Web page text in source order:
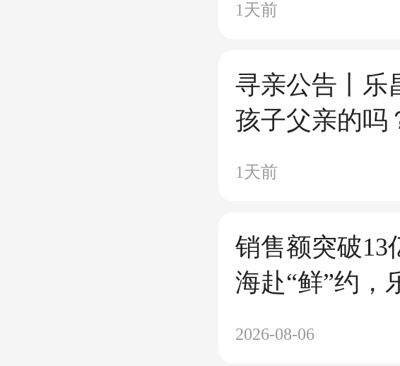
1天前
寻亲公告丨乐
孩子父亲的吗
1天前
销售额突破13
海赴“鲜”约，
2026-08-06